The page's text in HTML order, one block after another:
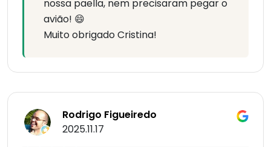
nossa paella, nem precisaram pegar o
avião! 😄
Muito obrigado Cristina!
Rodrigo Figueiredo
2025.11.17